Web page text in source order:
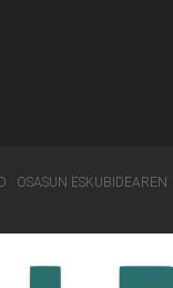
OSASUN ESKUBIDEAREN